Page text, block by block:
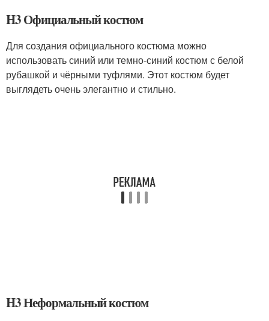
H3 Официальный костюм
Для создания официального костюма можно
использовать синий или темно-синий костюм с белой
рубашкой и чёрными туфлями. Этот костюм будет
выглядеть очень элегантно и стильно.
H3 Неформальный костюм